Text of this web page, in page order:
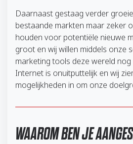
Daarnaast gestaag verder
bestaande markten maar zeker
houden voor potentiële nieuwe
groot en wij willen middels onze
marketing tools deze wereld
Internet is onuitputtelijk en wij
mogelijkheden in om onze
WAAROM BEN JE